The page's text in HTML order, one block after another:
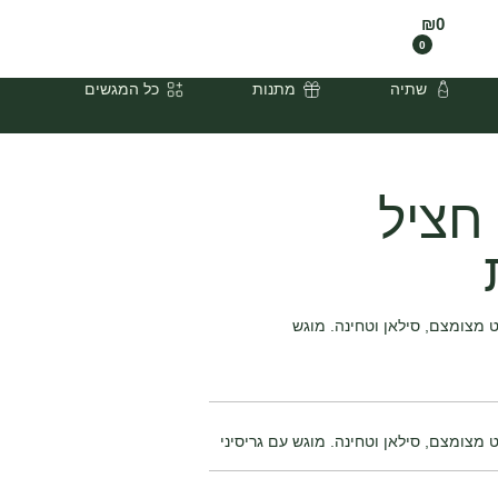
₪0
0
שתיה מתנות כל המגשים
חציל
מצומצם, סילאן וטחינה. מוגש
מצומצם, סילאן וטחינה. מוגש עם גריסיני